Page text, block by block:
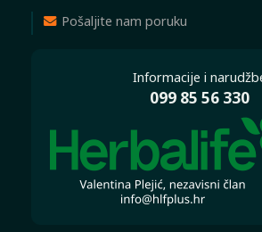
Pošaljite nam poruku
Informacije i
099 85 56 330